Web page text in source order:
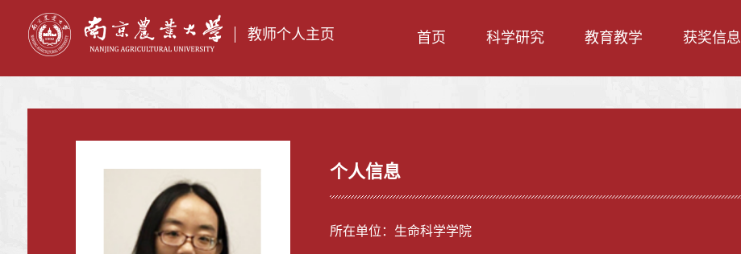
教师个人主页 首页 科学研究 教育教学 获奖信息
个人信息
所在单位：生命科学学院